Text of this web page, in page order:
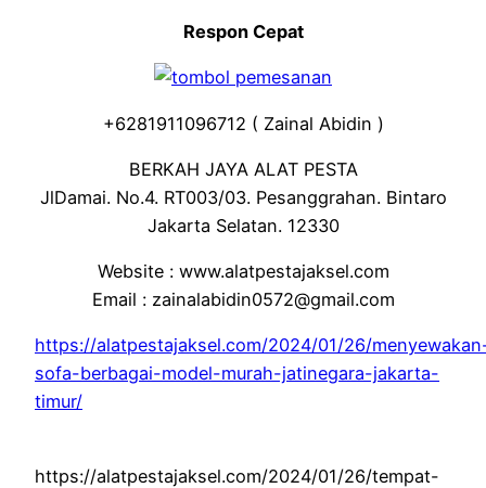
Respon Cepat
+6281911096712 ( Zainal Abidin )
BERKAH JAYA ALAT PESTA
JlDamai. No.4. RT003/03. Pesanggrahan. Bintaro
Jakarta Selatan. 12330
Website : www.alatpestajaksel.com
Email : zainalabidin0572@gmail.com
https://alatpestajaksel.com/2024/01/26/
sofa-berbagai-model-murah-jatinegara-jakarta-
timur/
https://alatpestajaksel.com/2024/01/26/tempat-